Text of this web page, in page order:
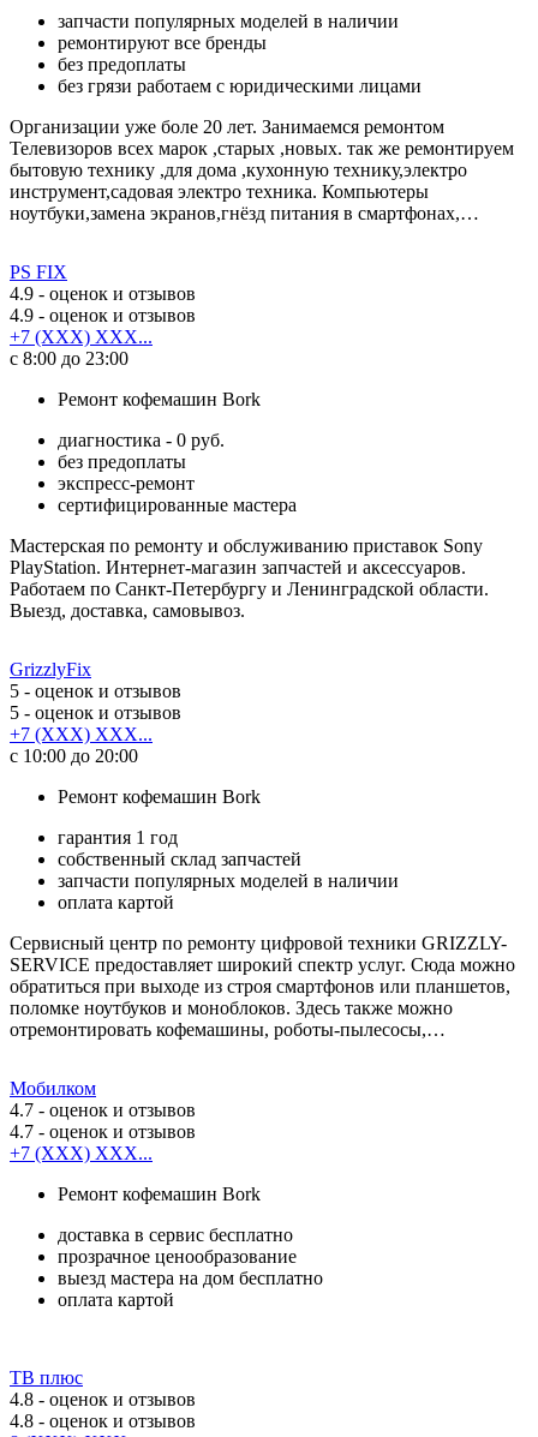
запчасти популярных моделей в наличии
ремонтируют все бренды
без предоплаты
без грязи работаем с юридическими лицами
Организации уже боле 20 лет. Занимаемся ремонтом
Телевизоров всех марок ,старых ,новых. так же ремонтируем
бытовую технику ,для дома ,кухонную технику,электро
инструмент,садовая электро техника. Компьютеры
ноутбуки,замена экранов,гнёзд питания в смартфонах,…
PS FIX
4.9 - оценок и отзывов
4.9 - оценок и отзывов
+7 (XXX) XXX...
с 8:00 до 23:00
Ремонт кофемашин Bork
диагностика - 0 руб.
без предоплаты
экспресс-ремонт
сертифицированные мастера
Мастерская по ремонту и обслуживанию приставок Sony
PlayStation. Интернет-магазин запчастей и аксессуаров.
Работаем по Санкт-Петербургу и Ленинградской области.
Выезд, доставка, самовывоз.
GrizzlyFix
5 - оценок и отзывов
5 - оценок и отзывов
+7 (XXX) XXX...
с 10:00 до 20:00
Ремонт кофемашин Bork
гарантия 1 год
собственный склад запчастей
запчасти популярных моделей в наличии
оплата картой
Сервисный центр по ремонту цифровой техники GRIZZLY-
SERVICE предоставляет широкий спектр услуг. Сюда можно
обратиться при выходе из строя смартфонов или планшетов,
поломке ноутбуков и моноблоков. Здесь также можно
отремонтировать кофемашины, роботы-пылесосы,…
Мобилком
4.7 - оценок и отзывов
4.7 - оценок и отзывов
+7 (XXX) XXX...
Ремонт кофемашин Bork
доставка в сервис бесплатно
прозрачное ценообразование
выезд мастера на дом бесплатно
оплата картой
ТВ плюс
4.8 - оценок и отзывов
4.8 - оценок и отзывов